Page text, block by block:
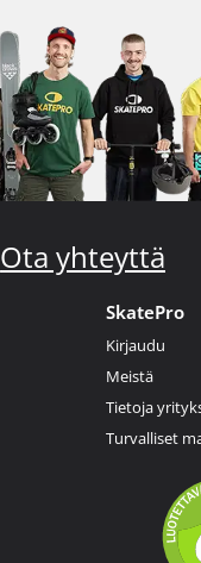
Ota yhteyttä
SkatePro
Kirjaudu
Meistä
Tietoja
Turvalliset